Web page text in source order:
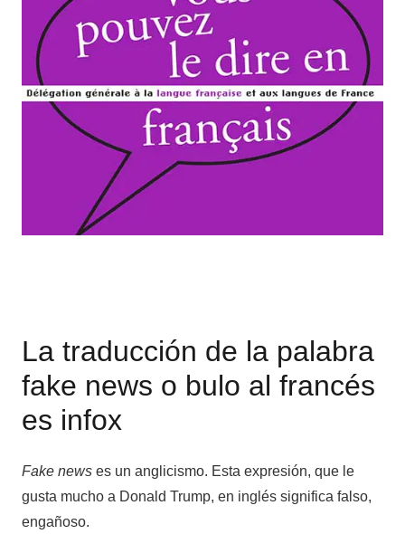
La traducción de la palabra
fake news o bulo al francés
es infox
Fake news es un anglicismo. Esta expresión, que le
gusta mucho a Donald Trump, en inglés significa falso,
engañoso.